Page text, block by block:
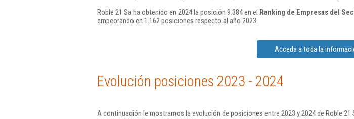
Roble 21 Sa ha obtenido en 2024 la posición 9.384 en el Ranking de Empresas del
empeorando en 1.162 posiciones respecto al año 2023.
Acceda a toda la
Evolución posiciones 2023 - 2024
A continuación le mostramos la evolución de posiciones entre 2023 y 2024 de Roble